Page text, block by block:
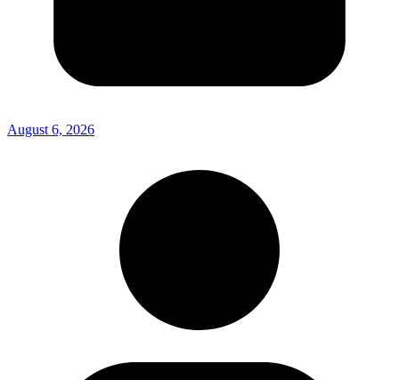
August 6, 2026